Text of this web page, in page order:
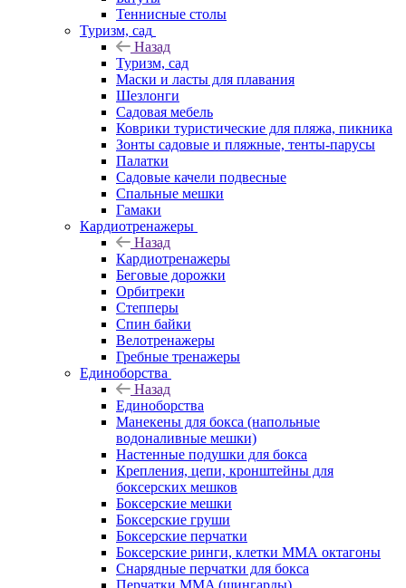
Теннисные столы
Туризм, сад
Назад
Туризм, сад
Маски и ласты для плавания
Шезлонги
Садовая мебель
Коврики туристические для пляжа, пикника
Зонты садовые и пляжные, тенты-парусы
Палатки
Садовые качели подвесные
Спальные мешки
Гамаки
Кардиотренажеры
Назад
Кардиотренажеры
Беговые дорожки
Орбитреки
Степперы
Спин байки
Велотренажеры
Гребные тренажеры
Единоборства
Назад
Единоборства
Манекены для бокса (напольные
водоналивные мешки)
Настенные подушки для бокса
Крепления, цепи, кронштейны для
боксерских мешков
Боксерские мешки
Боксерские груши
Боксерские перчатки
Боксерские ринги, клетки ММА октагоны
Снарядные перчатки для бокса
Перчатки MMA (шингарды)